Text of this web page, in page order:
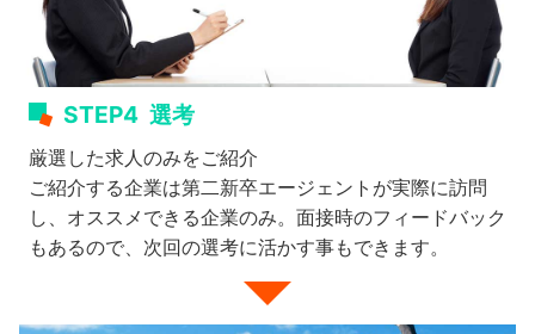
STEP4 選考
厳選した求人のみをご紹介
ご紹介する企業は第二新卒エージェントが実際に訪問
し、オススメできる企業のみ。面接時のフィードバック
もあるので、次回の選考に活かす事もできます。